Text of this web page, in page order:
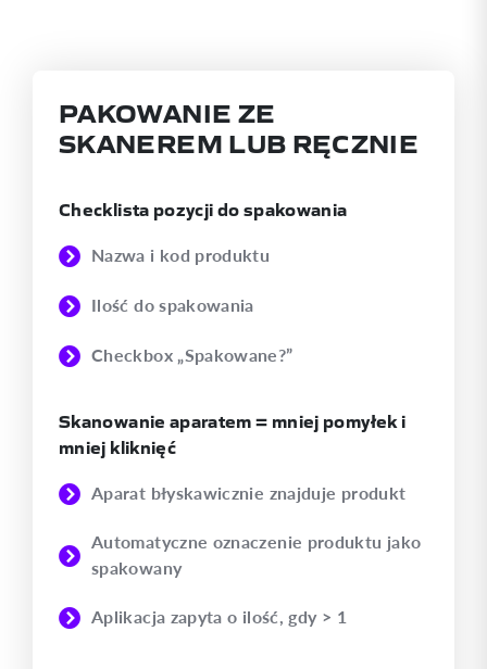
PAKOWANIE ZE
SKANEREM LUB RĘCZNIE
Checklista pozycji do spakowania
Nazwa i kod produktu
Ilość do spakowania
Checkbox „Spakowane?”
Skanowanie aparatem = mniej pomyłek i
mniej kliknięć
Aparat błyskawicznie znajduje produkt
Automatyczne oznaczenie produktu jako
spakowany
Aplikacja zapyta o ilość, gdy > 1